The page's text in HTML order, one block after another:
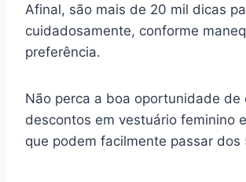
Afinal, são mais de 20 mil dicas
cuidadosamente, conforme
preferência.
Não perca a boa oportunidade de
descontos em vestuário feminino
que podem facilmente passar dos